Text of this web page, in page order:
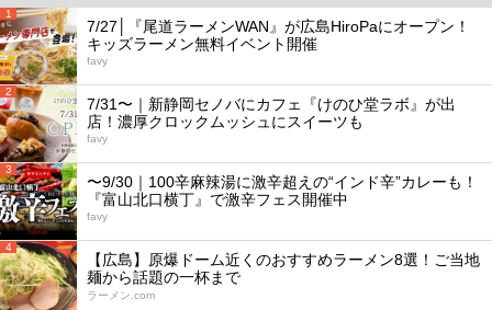
1
7/27│『尾道ラーメンWAN』が広島HiroPaにオープン！
キッズラーメン無料イベント開催
favy
2
7/31〜｜新静岡セノバにカフェ『けのひ堂ラボ』が出
店！濃厚クロックムッシュにスイーツも
favy
3
〜9/30｜100辛麻辣湯に激辛超えの“インド辛”カレーも！
『富山北口横丁』で激辛フェス開催中
favy
4
【広島】原爆ドーム近くのおすすめラーメン8選！ご当地
麺から話題の一杯まで
ラーメン.com